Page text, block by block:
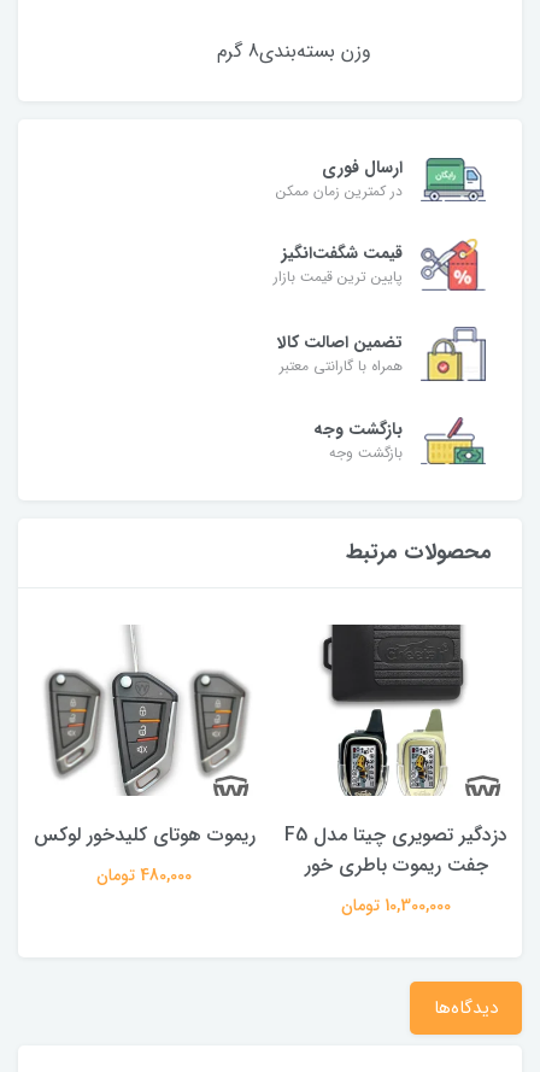
وزن بسته‌بندی8 گرم
ارسال فوری
در کمترین زمان ممکن
قیمت شگفت‌انگیز
پایین ترین قیمت بازار
تضمین اصالت کالا
همراه با گارانتی معتبر
بازگشت وجه
بازگشت وجه
محصولات مرتبط
دزدگیر تصویری چیتا مدل F5
جفت ریموت باطری خور
10,300,000 تومان
ریموت هوتای کلیدخور لوکس
480,000 تومان
دیدگاه‌ها